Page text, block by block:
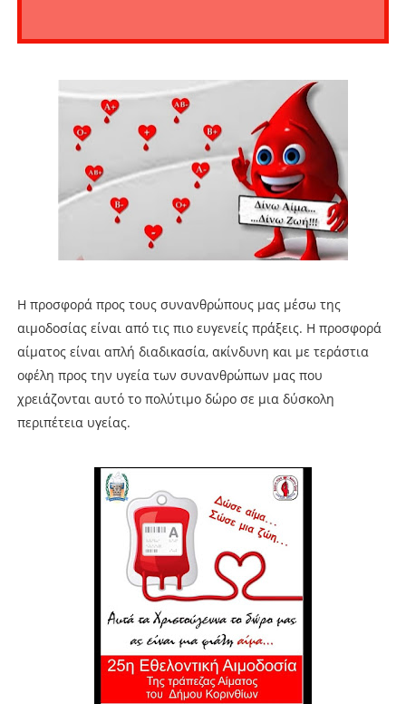
Η προσφορά προς τους συνανθρώπους μας μέσω της
αιμοδοσίας είναι από τις πιο ευγενείς πράξεις. Η προσφορά
αίματος είναι απλή διαδικασία, ακίνδυνη και με τεράστια
οφέλη προς την υγεία των συνανθρώπων μας που
χρειάζονται αυτό το πολύτιμο δώρο σε μια δύσκολη
περιπέτεια υγείας.